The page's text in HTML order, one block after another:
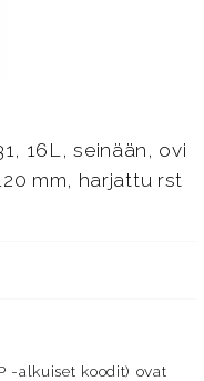
16L, seinään, ovi
mm, harjattu rst
-alkuiset koodit) ovat